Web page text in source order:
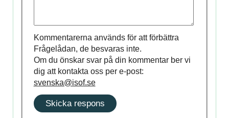
Kommentarerna används för att förbättra
Frågelådan, de besvaras inte.
Om du önskar svar på din kommentar ber vi
dig att kontakta oss per e-post:
svenska@isof.se
Skicka respons